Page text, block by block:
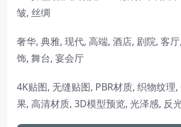
皱, 丝绸
奢华, 典雅, 现代, 高端, 酒店, 剧院, 客
饰, 舞台, 宴会厅
4K贴图, 无缝贴图, PBR材质, 织物纹理
果, 高清材质, 3D模型预览, 光泽感, 反